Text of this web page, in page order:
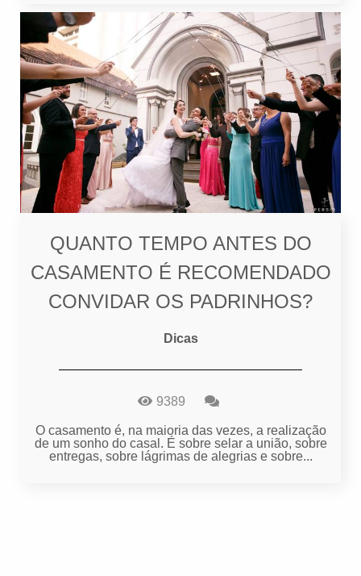
QUANTO TEMPO ANTES DO
CASAMENTO É RECOMENDADO
CONVIDAR OS PADRINHOS?
Dicas
9389
O casamento é, na maioria das vezes, a realização
de um sonho do casal. É sobre selar a união, sobre
entregas, sobre lágrimas de alegrias e sobre...